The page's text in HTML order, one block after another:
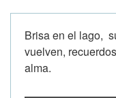
Brisa en el lago,
vuelven,
alma.